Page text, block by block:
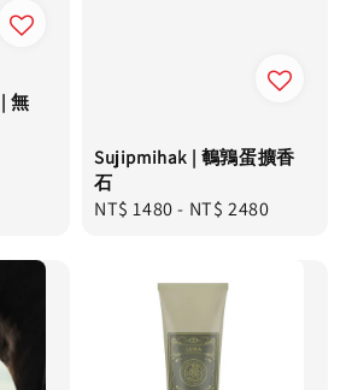
無
Sujipmihak | 鵪鶉蛋擴香
石
Regular
NT$ 1480- NT$ 2480